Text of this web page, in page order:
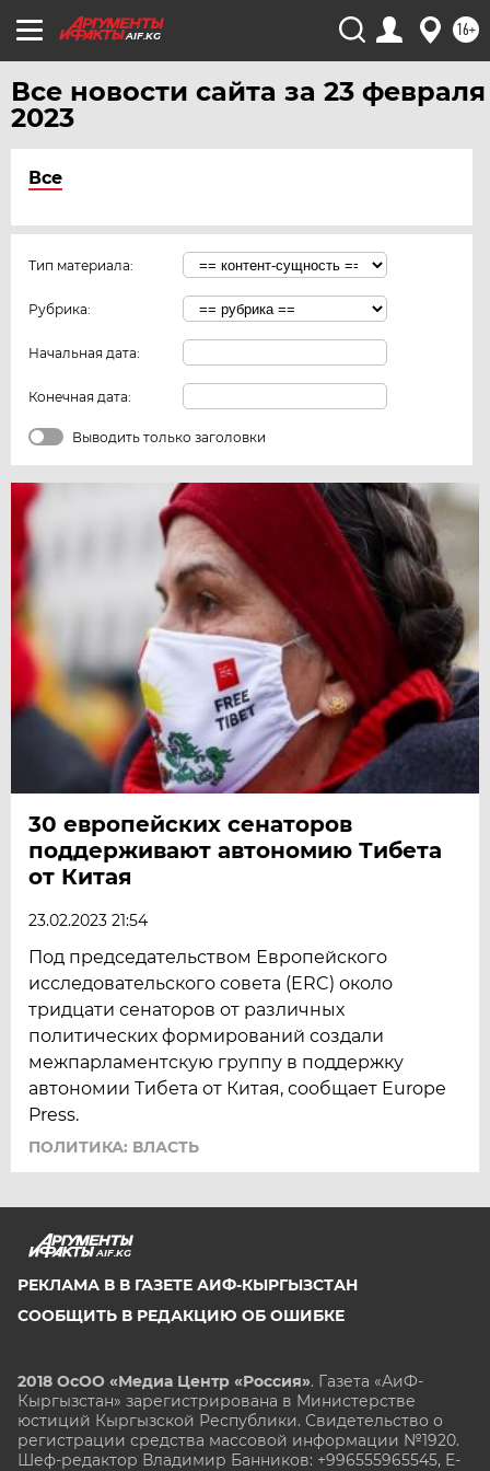
AIF.KG 16+
ЯРОСЛАВЛЬ
Все новости сайта за 23 февраля
2023
Все
Тип материала:
Рубрика:
Начальная дата:
Конечная дата:
Выводить только заголовки
30 европейских сенаторов
поддерживают автономию Тибета
от Китая
23.02.2023 21:54
Под председательством Европейского
исследовательского совета (ERC) около
тридцати сенаторов от различных
политических формирований создали
межпарламентскую группу в поддержку
автономии Тибета от Китая, сообщает Europe
Press.
ПОЛИТИКА: ВЛАСТЬ
AIF.KG
РЕКЛАМА В В ГАЗЕТЕ АИФ-КЫРГЫЗСТАН
СООБЩИТЬ В РЕДАКЦИЮ ОБ ОШИБКЕ
2018 ОсОО «Медиа Центр «Россия». Газета «АиФ-
Кыргызстан» зарегистрирована в Министерстве
юстиций Кыргызской Республики. Свидетельство о
регистрации средства массовой информации №1920.
Шеф-редактор Владимир Банников: +996555965545, E-